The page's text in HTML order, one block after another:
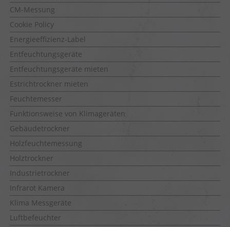
CM-Messung
Cookie Policy
Energieeffizienz-Label
Entfeuchtungsgeräte
Entfeuchtungsgeräte mieten
Estrichtrockner mieten
Feuchtemesser
Funktionsweise von Klimageräten
Gebäudetrockner
Holzfeuchtemessung
Holztrockner
Industrietrockner
Infrarot Kamera
Klima Messgeräte
Luftbefeuchter